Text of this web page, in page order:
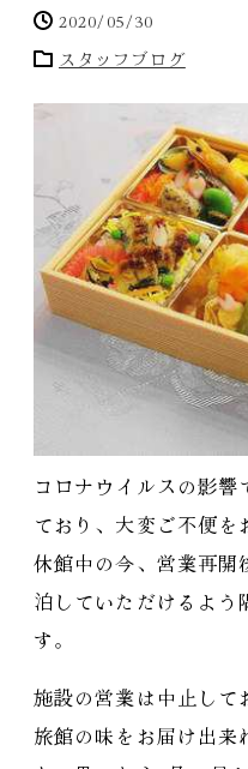
2020/05/30
スタッフブログ
コロナウイルスの影
ており、大変ご不便を
休館中の今、営業再開
泊していただけるよう
す。
施設の営業は中止して
旅館の味をお届け出来